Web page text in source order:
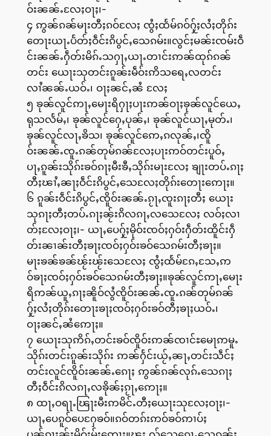
ဝ်းၼၼ်ႉလႄႈဝႃႈ၊-
၄ ဢွၼ်ၵၼ်မႃးတီႈၵဝ်လႄႈ ၸွႆႈထႅမ်ၵဝ်ႁႂ်ႈလႆႈတိုၵ်း
တေႃးယႃႉပႅတ်ႈဝဵင်းၵိပွင်ႇသေၵမ်း။လွင်ႈမၼ်းၸမ်းဝဵ
င်းၼၼ်ႉႁဵတ်းမိၵ်ႉသႁႃႇယႃႉတၢင်းဢၼ်ထုၵ်ၵၼ်
တင်း ယေႃးသုတင်းၵူၼ်းမဵဝ်းဢိသရေႇလတင်း
လၢႆၼၼ်ႉယဝ်ႉ၊ ဝႃႈၼင်ႇၼႆ လႄႈ
၅ ၶုၼ်လူင်ဢႃႇမေႃးရိႁႃႈပႃးဢၼ်ဝႃႈၶုၼ်လူင်ယေႇ
ရုသလႅမ်ႇ၊ ၶုၼ်လူင်ႁေႇပုၼ်ႇ၊ ၶုၼ်လူင်ယႃႇမုတ်ႉ၊
ၶုၼ်လူင်လႃႇၶိသ၊ ၶုၼ်လူင်ဢေႇၵလုၼ်ႇ၊ၸိူ
ဝ်းၼၼ်ႉၸူႉၵၼ်တုမ်ၵၼ်လႄႈပႃးဢဝ်တင်းပူဝ်ႇ
ပႃႇၵူၼ်းသိုၵ်းၶဝ်ၵႃႈမီးၶီႇသိုၵ်းမႃးလႄႈ ၶျႃးတပ်ႉၵႃႈ
တီႈၽၢႆႇၼႃႈဝဵင်းၵိပွင်ႇသေလႄႈတိုၵ်းတေႃးဢေႃႈ။
၆ ၵူၼ်းဝဵင်းၵိပွင်ႇၸိူဝ်းၼၼ်ႉၵႂႃႇၸူးၵႃႈတီႈ ယေႃး
သုၵႃႈတီႈတပ်ႉၵႃႈၼႂ်းၵိလၵႃႇလသေလႄႈ လဝ်ႈလၢ
တ်ႈလႄႈဝႃႈ၊- ယႃႇပေႁႂ်ႈမိုဝ်းၸဝ်ႈႁဝ်းႁဵတ်းထိူင်းႁဵ
တ်းၼၢၼ်းတီႈၶႃႈၸဝ်ႈႁဝ်းၶဝ်သေၵမ်းတီႈၶႃႈ။
မႃးၶၼ်ၶၼ်ၽႂ်းၽႂ်းသေလႄႈ ၸွႆႈထႅမ်ၵႄႇသႄႇဢ
ဝ်ၶႃႈၸဝ်ႈႁဝ်းၶဝ်သေၵမ်းတီႈၶႃႈ။ၶုၼ်လူင်ဢႃႇမေႃး
ရိဢၼ်ယူႇၵႃႈၼိူဝ်လွႆၸိူဝ်းၼၼ်ႉၸူႉၵၼ်တုမ်ၵၼ်
ႁႂ်ႈလႆႈတိုၵ်းတေႃးၶႃႈၸဝ်ႈႁဝ်းၶဝ်တီႈၶႃႈယဝ်ႉ၊
ဝႃႈၼင်ႇၼႆဢေႃႈ။
၇ ယေႃးသုဢိၵ်ႇတင်းၶဝ်ၸိူဝ်းဢၼ်ၸၢင်ႊမေႃဢမူႉ
သိုၵ်းတင်းၵူၼ်းသိုၵ်း ဢၼ်ႁႅင်းယႂ်ႇၼႃႇတင်းသဵင်ႈ
တင်းလူင်ၸိူဝ်းၼၼ်ႉၵေႃႈ ဢွၼ်ၵၼ်လုၵ်ႉသေၵႃႈ
တီႈဝဵင်းၵိလၵႃႇလၶိုၼ်ႈၵႂႃႇဢေႃႈ။
၈ ထႃႇဝရႃႉၽြႃးမီးဢမိင်ႉတီႈယေႃးသုလႄႈဝႃႈ၊-
ယႃႇပေၵူဝ်ပေႁႄၶဝ်။ၵဝ်တၵ်းဢဝ်ၶဝ်ဢၢပ်ႈ